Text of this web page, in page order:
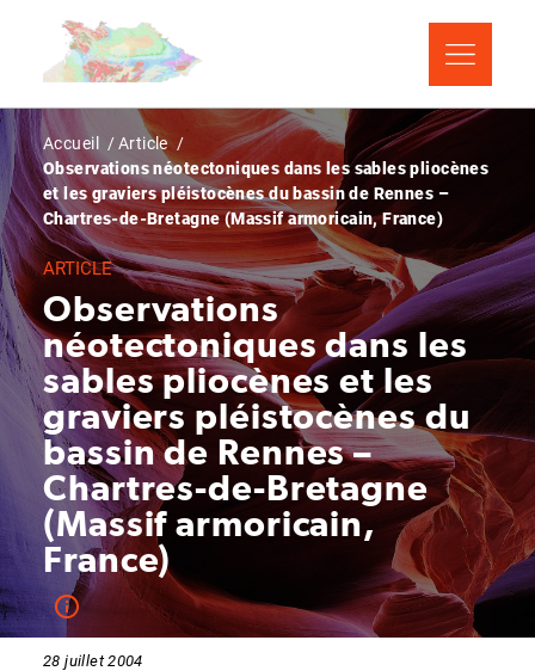
contenu
Fil
d'Ariane
Accueil
Article
Observations néotectoniques dans les sables pliocènes
et les graviers pléistocènes du bassin de Rennes –
Chartres-de-Bretagne (Massif armoricain, France)
ARTICLE
Observations
néotectoniques dans les
sables pliocènes et les
graviers pléistocènes du
bassin de Rennes –
Chartres-de-Bretagne
(Massif armoricain,
France)
28 juillet 2004